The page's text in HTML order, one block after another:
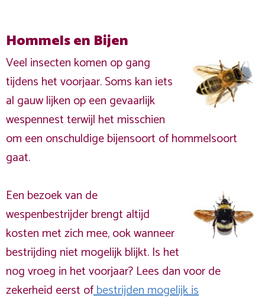
Hommels en Bijen
Veel insecten komen op gang
tijdens het voorjaar. Soms kan iets
al gauw lijken op een gevaarlijk
wespennest terwijl het misschien
om een onschuldige bijensoort of hommelsoort
gaat.
Een bezoek van de
wespenbestrijder brengt altijd
kosten met zich mee, ook wanneer
bestrijding niet mogelijk blijkt. Is het
nog vroeg in het voorjaar? Lees dan voor de
zekerheid eerst ofbestrijden mogelijk is